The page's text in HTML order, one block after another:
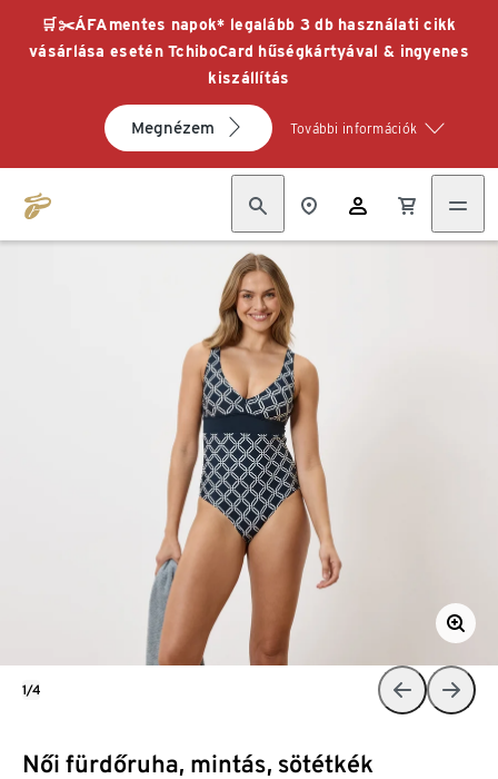
🛒✂️ÁFAmentes napok* legalább 3 db használati cikk
vásárlása esetén TchiboCard hűségkártyával & ingyenes
kiszállítás
Megnézem További információk
Női fürdőruha, mintás, sötétkék
1/4